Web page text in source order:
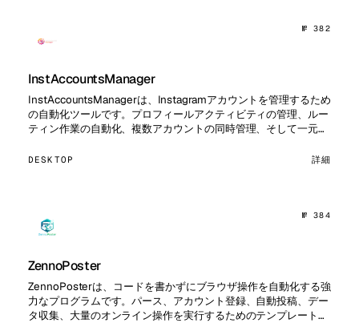
№ 382
InstAccountsManager
InstAccountsManagerは、Instagramアカウントを管理するため
の自動化ツールです。プロフィールアクティビティの管理、ルー
ティン作業の自動化、複数アカウントの同時管理、そして一元管
DESKTOP 詳細
№ 384
ZennoPoster
ZennoPosterは、コードを書かずにブラウザ操作を自動化する強
力なプログラムです。パース、アカウント登録、自動投稿、デー
タ収集、大量のオンライン操作を実行するためのテンプレートを